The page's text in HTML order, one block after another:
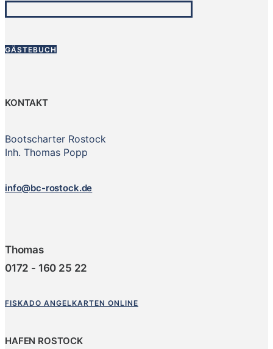
GÄSTEBUCH
KONTAKT
Bootscharter Rostock
Inh. Thomas Popp
info@bc-rostock.de
Thomas
0172 - 160 25 22
FISKADO ANGELKARTEN ONLINE
HAFEN ROSTOCK